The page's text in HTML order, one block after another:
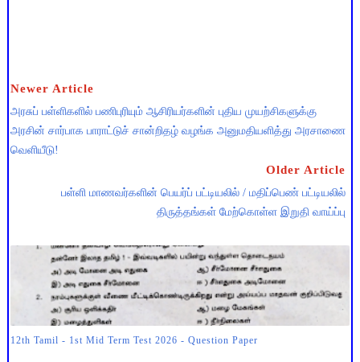
Newer Article
அரசுப் பள்ளிகளில் பணிபுரியும் ஆசிரியர்களின் புதிய முயற்சிகளுக்கு
அரசின் சார்பாக பாராட்டுச் சான்றிதழ் வழங்க அனுமதியளித்து அரசாணை
வெளியீடு!
Older Article
பள்ளி மாணவர்களின் பெயர்ப் பட்டியலில் / மதிப்பெண் பட்டியலில்
திருத்தங்கள் மேற்கொள்ள இறுதி வாய்ப்பு
12th Tamil - 1st Mid Term Test 2026 - Question Paper